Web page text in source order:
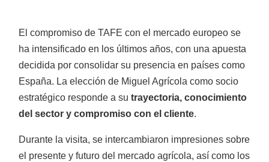
El compromiso de TAFE con el mercado europeo se
ha intensificado en los últimos años, con una apuesta
decidida por consolidar su presencia en países como
España. La elección de Miguel Agrícola como socio
estratégico responde a su trayectoria, conocimiento
del sector y compromiso con el cliente.
Durante la visita, se intercambiaron impresiones sobre
el presente y futuro del mercado agrícola, así como los